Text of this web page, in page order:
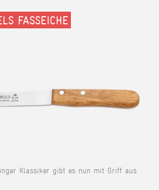
FASSEICHE
Klassiker gibt es nun mit Griff aus